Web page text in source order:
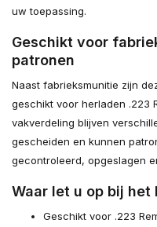
uw toepassing.
Geschikt voor
patronen
Naast fabrieksmunitie zijn
geschikt voor herladen .223
vakverdeling blijven
gescheiden en kunnen
gecontroleerd, opgeslagen
Waar let u op bij het
Geschikt voor .223